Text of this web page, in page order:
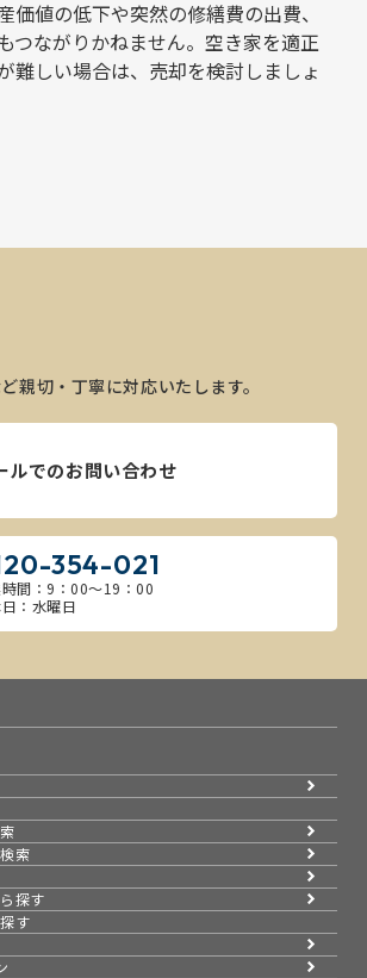
価値の低下や突然の修繕費の出費、
つながりかねません。空き家を適正
難しい場合は、売却を検討しましょ
親切・丁寧に対応いたします。
ルでのお問い合わせ
354-021
時間：9：00～19：00
：水曜日
索
探す
す